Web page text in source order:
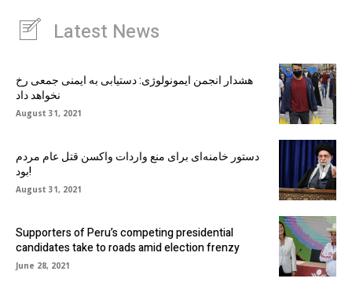
Latest News
هشدار انجمن ایمونولوژی: دستیابی به ایمنی جمعی رخ
نخواهد داد
August 31, 2021
دستور خامنه‌ای برای منع واردات واکسن قتل عام مردم
بود!
August 31, 2021
Supporters of Peru’s competing presidential
candidates take to roads amid election frenzy
June 28, 2021